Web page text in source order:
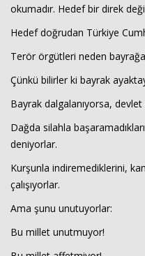
okumadır. Hedef bir direk
Hedef doğrudan Türkiye
Terör örgütleri neden
Çünkü bilirler ki bayrak
Bayrak dalgalanıyorsa,
Dağda silahla
deniyorlar.
Kurşunla indiremediklerini,
çalışıyorlar.
Ama şunu unutuyorlar:
Bu millet unutmuyor!